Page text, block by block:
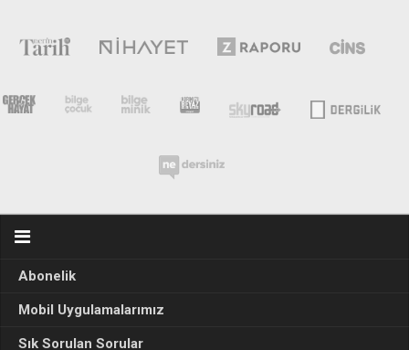
Abonelik
Mobil Uygulamalarımız
Sık Sorulan Sorular